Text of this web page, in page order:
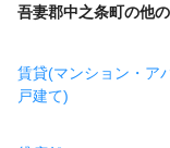
吾妻郡中之条町の他
賃貸(マンション・ア
戸建て)